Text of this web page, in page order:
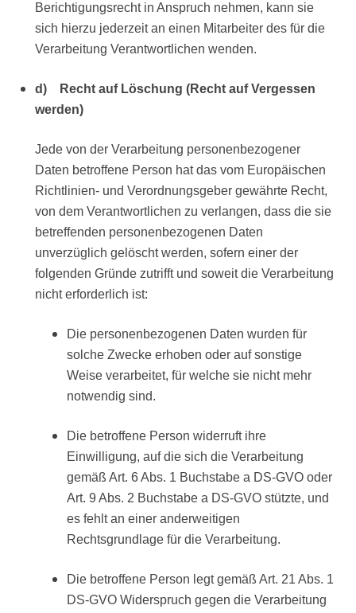
Berichtigungsrecht in Anspruch nehmen, kann sie
sich hierzu jederzeit an einen Mitarbeiter des für die
Verarbeitung Verantwortlichen wenden.
d) Recht auf Löschung (Recht auf Vergessen
werden)
Jede von der Verarbeitung personenbezogener
Daten betroffene Person hat das vom Europäischen
Richtlinien- und Verordnungsgeber gewährte Recht,
von dem Verantwortlichen zu verlangen, dass die sie
betreffenden personenbezogenen Daten
unverzüglich gelöscht werden, sofern einer der
folgenden Gründe zutrifft und soweit die Verarbeitung
nicht erforderlich ist:
Die personenbezogenen Daten wurden für
solche Zwecke erhoben oder auf sonstige
Weise verarbeitet, für welche sie nicht mehr
notwendig sind.
Die betroffene Person widerruft ihre
Einwilligung, auf die sich die Verarbeitung
gemäß Art. 6 Abs. 1 Buchstabe a DS-GVO oder
Art. 9 Abs. 2 Buchstabe a DS-GVO stützte, und
es fehlt an einer anderweitigen
Rechtsgrundlage für die Verarbeitung.
Die betroffene Person legt gemäß Art. 21 Abs. 1
DS-GVO Widerspruch gegen die Verarbeitung